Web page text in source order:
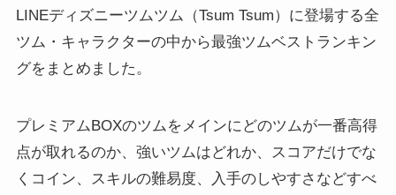
LINEディズニーツムツム（Tsum Tsum）に登場する全
ツム・キャラクターの中から最強ツムベストランキン
グをまとめました。
プレミアムBOXのツムをメインにどのツムが一番高得
点が取れるのか、強いツムはどれか、スコアだけでな
くコイン、スキルの難易度、入手のしやすさなどすべ